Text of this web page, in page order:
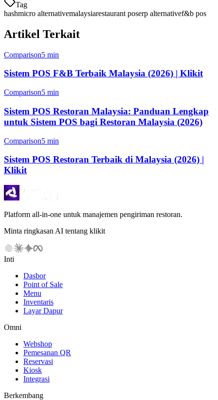
Tag
hashmicro alternativemalaysiarestaurant poserp alternativef&b pos
Artikel Terkait
Comparison5 min
Sistem POS F&B Terbaik Malaysia (2026) | Klikit
Comparison5 min
Sistem POS Restoran Malaysia: Panduan Lengkap
untuk Sistem POS bagi Restoran Malaysia (2026)
Comparison5 min
Sistem POS Restoran Terbaik di Malaysia (2026) |
Klikit
Platform all-in-one untuk manajemen pengiriman restoran.
Minta ringkasan AI tentang klikit
Inti
Dasbor
Point of Sale
Menu
Inventaris
Layar Dapur
Omni
Webshop
Pemesanan QR
Reservasi
Kiosk
Integrasi
Berkembang